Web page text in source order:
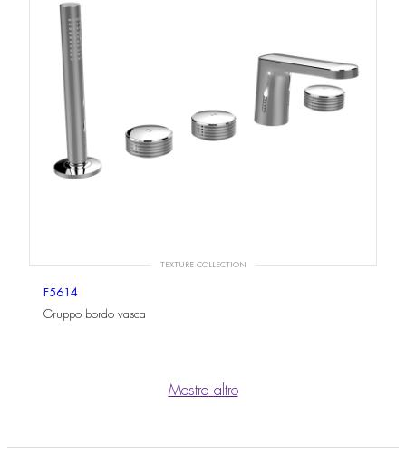
TEXTURE COLLECTION
F5614
Gruppo bordo vasca
Mostra altro